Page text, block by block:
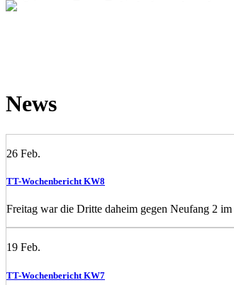
News
26 Feb.
TT-Wochenbericht KW8
Freitag war die Dritte daheim gegen Neufang 2
19 Feb.
TT-Wochenbericht KW7